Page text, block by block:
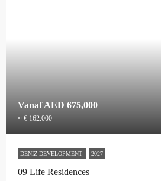
VanafAED 675,000
≈ € 162.000
DENIZ DEVELOPMENT 2027
09 Life Residences